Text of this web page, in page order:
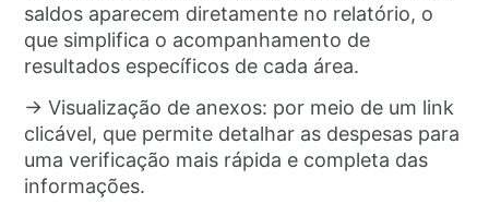
saldos aparecem diretamente no relatório, o
que simplifica o acompanhamento de
resultados específicos de cada área.
→ Visualização de anexos: por meio de um link
clicável, que permite detalhar as despesas para
uma verificação mais rápida e completa das
informações.